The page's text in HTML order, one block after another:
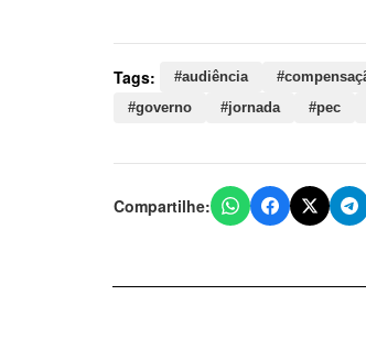
Tags: #audiência
#governo
#jornada #pec
Compartilhe: